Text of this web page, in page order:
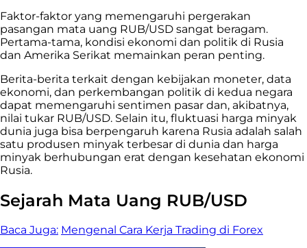
Faktor-faktor yang memengaruhi pergerakan
pasangan mata uang RUB/USD sangat beragam.
Pertama-tama, kondisi ekonomi dan politik di Rusia
dan Amerika Serikat memainkan peran penting.
Berita-berita terkait dengan kebijakan moneter, data
ekonomi, dan perkembangan politik di kedua negara
dapat memengaruhi sentimen pasar dan, akibatnya,
nilai tukar RUB/USD. Selain itu, fluktuasi harga minyak
dunia juga bisa berpengaruh karena Rusia adalah salah
satu produsen minyak terbesar di dunia dan harga
minyak berhubungan erat dengan kesehatan ekonomi
Rusia.
Sejarah Mata Uang RUB/USD
Baca Juga: Mengenal Cara Kerja Trading di Forex